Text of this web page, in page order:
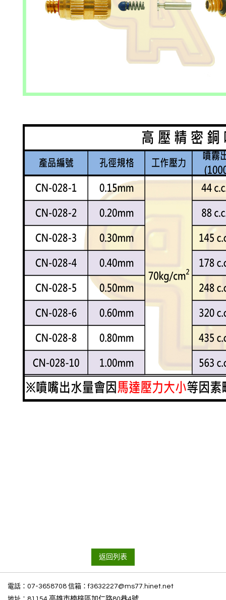
返回列表
電話： 07-3658708 信箱：f3632227@ms77.hinet.net